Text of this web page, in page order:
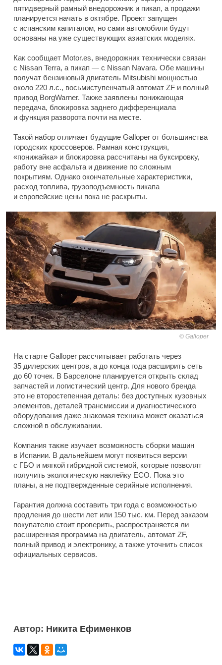
пятидверный рамный внедорожник и пикап, а продажи
планируется начать в октябре. Проект запущен
с испанским капиталом, но сами автомобили будут
основаны на уже существующих азиатских моделях.
Как сообщает Motor.es, внедорожник технически связан
с Nissan Terra, а пикап — с Nissan Navara. Обе машины
получат бензиновый двигатель Mitsubishi мощностью
около 220 л.с., восьмиступенчатый автомат ZF и полный
привод BorgWarner. Также заявлены понижающая
передача, блокировка заднего дифференциала
и функция разворота почти на месте.
Такой набор отличает будущие Galloper от большинства
городских кроссоверов. Рамная конструкция,
«понижайка» и блокировка рассчитаны на буксировку,
работу вне асфальта и движение по сложным
покрытиям. Однако окончательные характеристики,
расход топлива, грузоподъемность пикапа
и европейские цены пока не раскрыты.
Galloper
На старте Galloper рассчитывает работать через
35 дилерских центров, а до конца года расширить сеть
до 60 точек. В Барселоне планируется открыть склад
запчастей и логистический центр. Для нового бренда
это не второстепенная деталь: без доступных кузовных
элементов, деталей трансмиссии и диагностического
оборудования даже знакомая техника может оказаться
сложной в обслуживании.
Компания также изучает возможность сборки машин
в Испании. В дальнейшем могут появиться версии
с ГБО и мягкой гибридной системой, которые позволят
получить экологическую наклейку ECO. Пока это
планы, а не подтвержденные серийные исполнения.
Гарантия должна составить три года с возможностью
продления до шести лет или 150 тыс. км. Перед заказом
покупателю стоит проверить, распространяется ли
расширенная программа на двигатель, автомат ZF,
полный привод и электронику, а также уточнить список
официальных сервисов.
Автор: Никита Ефименков